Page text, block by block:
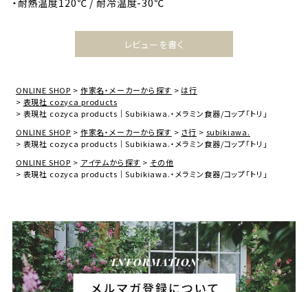
レビューを書く
ONLINE SHOP 作家名・メーカーから探す
は行
表現社 cozyca products
表現社 cozyca products｜Subikiawa.・メラミン食器/コップ「トリ」
ONLINE SHOP
作家名・メーカーから探す さ行
subikiawa.
表現社 cozyca products｜Subikiawa.・メラミン食器/コップ「トリ」
ONLINE SHOP
アイテムから探す
その他
表現社 cozyca products｜Subikiawa.・メラミン食器/コップ「トリ」